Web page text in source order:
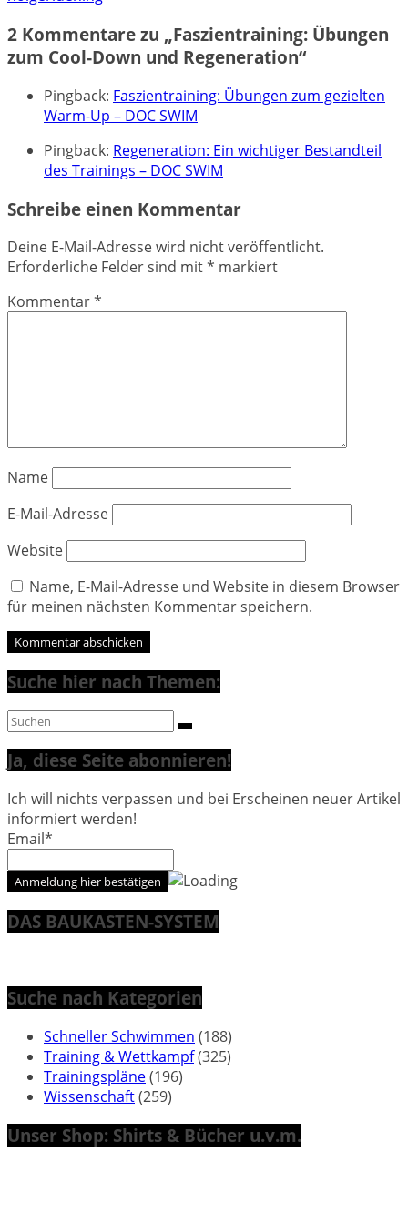
2 Kommentare zu „Faszientraining: Übungen
zum Cool-Down und Regeneration“
Pingback: Faszientraining: Übungen zum gezielten
Warm-Up – DOC SWIM
Pingback: Regeneration: Ein wichtiger Bestandteil
des Trainings – DOC SWIM
Schreibe einen Kommentar
Deine E-Mail-Adresse wird nicht veröffentlicht.
Erforderliche Felder sind mit* markiert
Kommentar*
Name
E-Mail-Adresse
Website
Name, E-Mail-Adresse und Website in diesem Browser
für meinen nächsten Kommentar speichern.
Suche hier nach Themen:
Ja, diese Seite abonnieren!
Ich will nichts verpassen und bei Erscheinen neuer Artikel
informiert werden!
Email*
DAS BAUKASTEN-SYSTEM
Suche nach Kategorien
Schneller Schwimmen (188)
Training & Wettkampf(325)
Trainingspläne(196)
Wissenschaft(259)
Unser Shop: Shirts & Bücher u.v.m.